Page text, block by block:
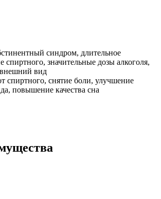
синдром, длительное
спиртного, значительные дозы алкоголя,
вид
спиртного, снятие боли, улучшение
повышение качества сна